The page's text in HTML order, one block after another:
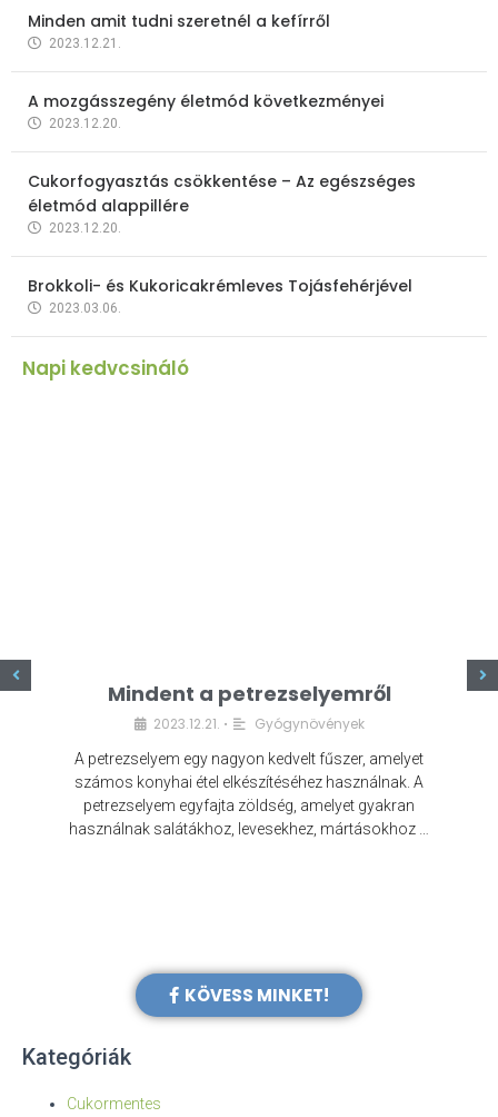
Minden amit tudni szeretnél a kefírről
2023.12.21.
A mozgásszegény életmód következményei
2023.12.20.
Cukorfogyasztás csökkentése – Az egészséges
életmód alappillére
2023.12.20.
Brokkoli- és Kukoricakrémleves Tojásfehérjével
2023.03.06.
Napi kedvcsináló
Mindent a petrezselyemről
2023.12.21. • Gyógynövények
A petrezselyem egy nagyon kedvelt fűszer, amelyet
számos konyhai étel elkészítéséhez használnak. A
petrezselyem egyfajta zöldség, amelyet gyakran
használnak salátákhoz, levesekhez, mártásokhoz …
KÖVESS MINKET!
Kategóriák
Cukormentes